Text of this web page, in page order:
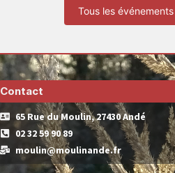
Tous les événements
Contact
65 Rue du Moulin, 27430 Andé
02 32 59 90 89
moulin@moulinande.fr